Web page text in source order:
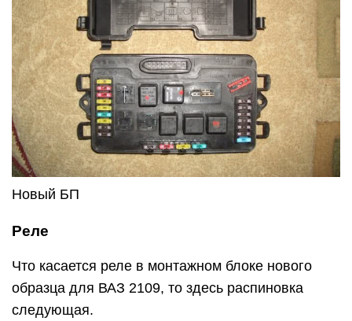
Новый БП
Реле
Что касается реле в монтажном блоке нового
образца для ВАЗ 2109, то здесь распиновка
следующая.